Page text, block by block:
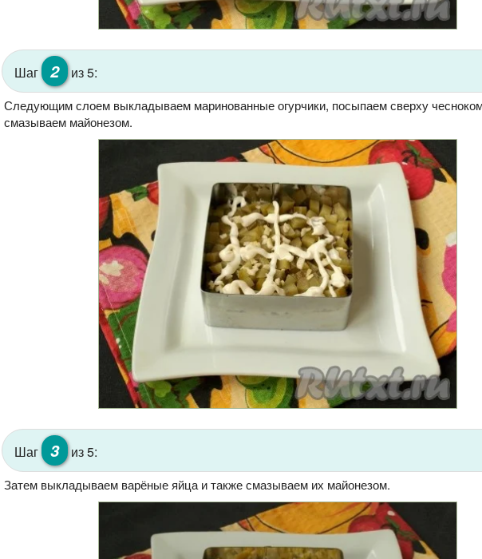
Шаг 2 из 5:
Следующим слоем выкладываем маринованные огурчики, посыпаем сверху
смазываем майонезом.
Шаг 3 из 5:
Затем выкладываем варёные яйца и также смазываем их майонезом.